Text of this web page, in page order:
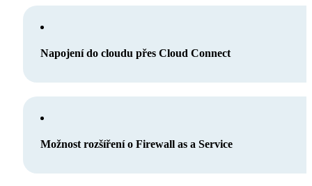
Napojení do cloudu přes Cloud Connect
Možnost rozšíření o Firewall as a Service